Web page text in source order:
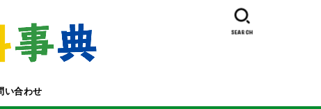
い合わせ
SEARCH